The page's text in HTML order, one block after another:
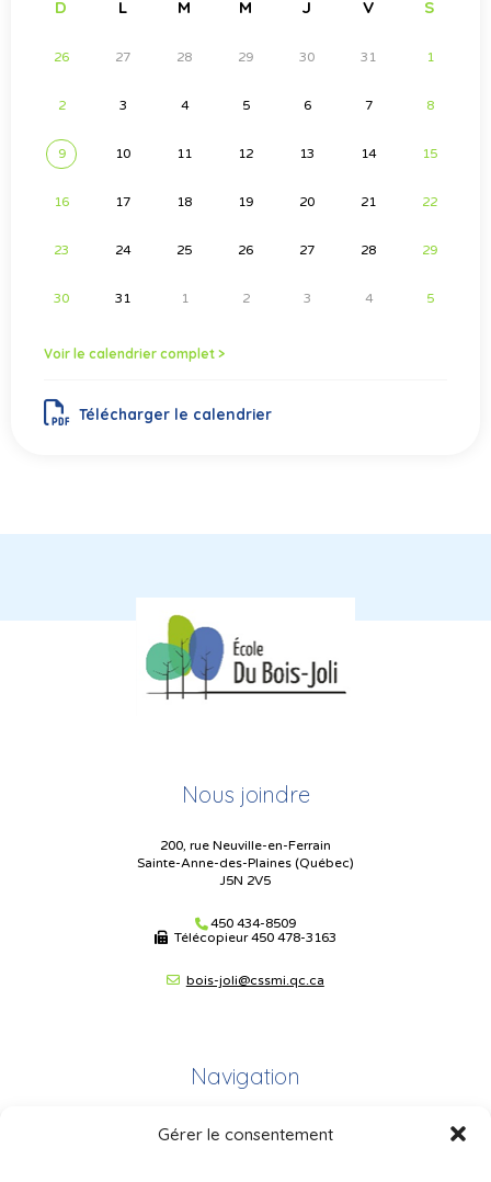
Gérer le consentement
D L M M J V S
26 27 28 29 30 31 1
2 3 4 5 6 7 8
9 10 11 12 13 14 15
16 17 18 19 20 21 22
23 24 25 26 27 28 29
30 31 1 2 3 4 5
Voir le calendrier complet >
Télécharger le calendrier
Nous joindre
200, rue Neuville-en-Ferrain
Sainte-Anne-des-Plaines (Québec)
J5N 2V5
450 434-8509
Télécopieur450 478-3163
bois-joli@cssmi.qc.ca
Navigation
Plan du site